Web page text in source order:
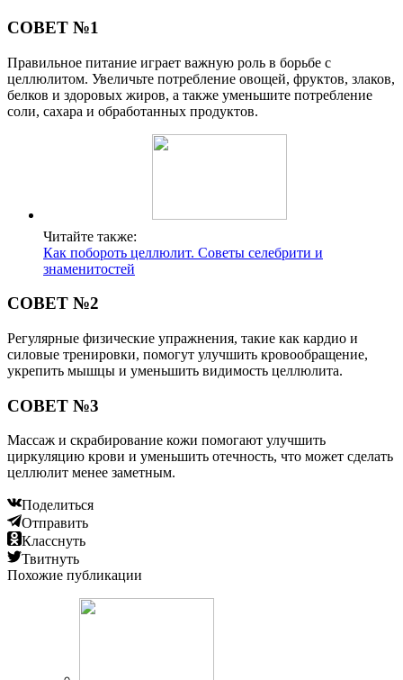
СОВЕТ №1
Правильное питание играет важную роль в борьбе с
целлюлитом. Увеличьте потребление овощей, фруктов, злаков,
белков и здоровых жиров, а также уменьшите потребление
соли, сахара и обработанных продуктов.
Читайте также:
Как побороть целлюлит. Советы селебрити и
знаменитостей
СОВЕТ №2
Регулярные физические упражнения, такие как кардио и
силовые тренировки, помогут улучшить кровообращение,
укрепить мышцы и уменьшить видимость целлюлита.
СОВЕТ №3
Массаж и скрабирование кожи помогают улучшить
циркуляцию крови и уменьшить отечность, что может сделать
целлюлит менее заметным.
Поделиться
Отправить
Класснуть
Твитнуть
Похожие публикации